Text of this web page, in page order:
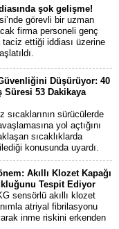
şok gelişme!
görevli bir uzman
firma personeli genç
taciz ettiği iddiası üzerine
Düşürüyor: 40
Süresi 53 Dakikaya
sıcaklarının sürücülerde
yol açtığını
sıcaklıklarda
konusunda uyardı.
Akıllı Klozet Kapağı
Tespit Ediyor
sensörlü akıllı klozet
atriyal fibrilasyonu
inme riskini erkenden